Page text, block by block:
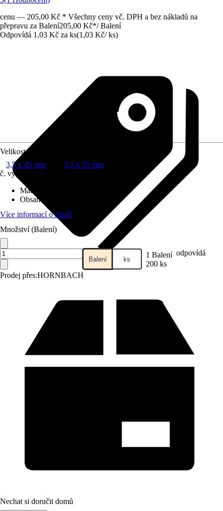
cenu — 205,00 Kč * Všechny ceny vč. DPH a bez nákladů na
přepravu za Balení205,00 Kč*/ Balení
Odpovídá 1,03 Kč za ks(1,03 Kč/ ks)
Prodej přes:HORNBACH
Velikost
3,5 x 45 mm
3,5 x 55 mm
č. výrobku
Materiál
Obsah:
Více informací o zboží
Množství (Balení)
Balení ks 1 Balení odpovídá
200 ks
Nechat si doručit domů